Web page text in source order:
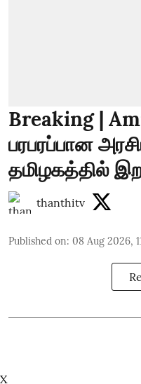
Breaking |
பரபரப்பான
தமிழகத்தில்
thanthitv
Published on: 08 Aug 2026,
X